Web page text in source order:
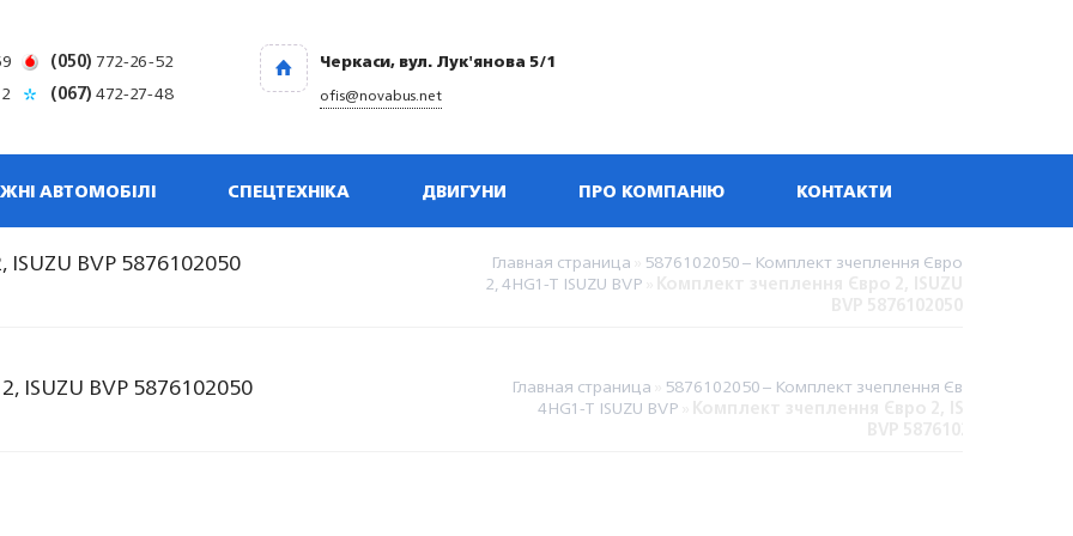
(050) 772-26-52
(067)472-27-48
Черкаси, вул. Лук'янова 5/1
ofis@novabus.net
АВТОМОБІЛІ СПЕЦТЕХНІКА ДВИГУНИ ПРО КОМПАНІЮ КОНТАКТИ
BVP 5876102050 Главная страница 5876102050 – Комплект зчеплення Євро
2, 4HG1-T ISUZU BVP
BVP 5876102050 Главная страница 5876102050 – Комплект зчеплення Євро 2,
4HG1-T ISUZU BVP